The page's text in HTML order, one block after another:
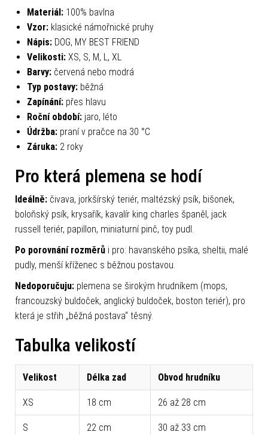
Materiál: 100% bavlna
Vzor: klasické námořnické pruhy
Nápis: DOG, MY BEST FRIEND
Velikosti: XS, S, M, L, XL
Barvy: červená nebo modrá
Typ postavy: běžná
Zapínání: přes hlavu
Roční období: jaro, léto
Údržba: praní v pračce na 30 °C
Záruka: 2 roky
Pro která plemena se hodí
Ideálně: čivava, jorkšírský teriér, maltézský psík, bišonek,
boloňský psík, krysařík, kavalír king charles španěl, jack
russell teriér, papillon, miniaturní pinč, toy pudl.
Po porovnání rozměrů i pro: havanského psíka, sheltii, malé
pudly, menší kříženec s běžnou postavou.
Nedoporučuju: plemena se širokým hrudníkem (mops,
francouzský buldoček, anglický buldoček, boston teriér), pro
která je střih „běžná postava“ těsný.
Tabulka velikostí
Velikost Délka zad Obvod hrudníku
XS 18 cm 26 až 28 cm
S 22 cm 30 až 33 cm